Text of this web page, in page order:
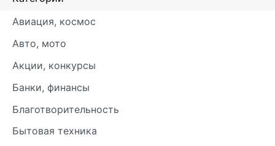
Авиация, космос
Авто, мото
Акции, конкурсы
Банки, финансы
Благотворительность
Бытовая техника